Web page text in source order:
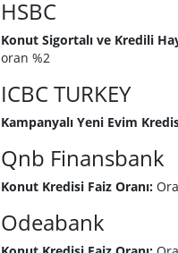
HSBC
Konut Sigortalı ve Kredili
oran %2
ICBC TURKEY
Kampanyalı Yeni Evim
Qnb Finansbank
Konut Kredisi Faiz Oranı:
Odeabank